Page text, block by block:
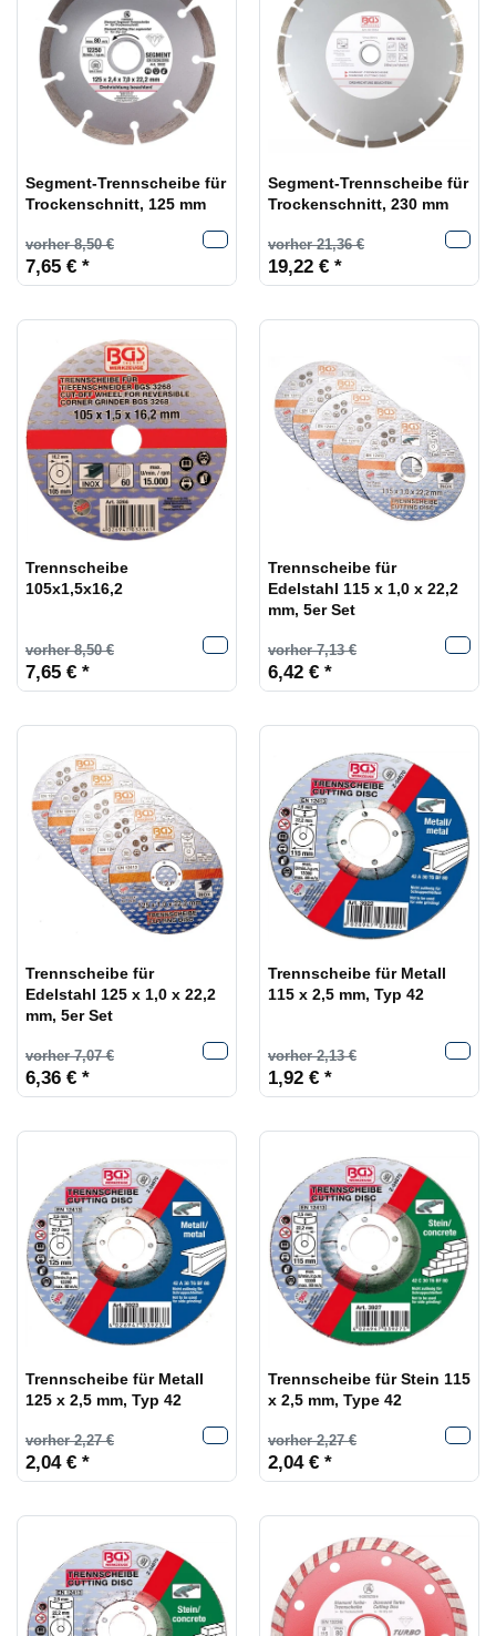
Segment-Trennscheibe für
Trockenschnitt, 125 mm
vorher 8,50 €
7,65 € *
Segment-Trennscheibe für
Trockenschnitt, 230 mm
vorher 21,36 €
19,22 € *
Trennscheibe
105x1,5x16,2
vorher 8,50 €
7,65 € *
Trennscheibe für
Edelstahl 115 x 1,0 x 22,2
mm, 5er Set
vorher 7,13 €
6,42 € *
Trennscheibe für
Edelstahl 125 x 1,0 x 22,2
mm, 5er Set
vorher 7,07 €
6,36 € *
Trennscheibe für Metall
115 x 2,5 mm, Typ 42
vorher 2,13 €
1,92 € *
Trennscheibe für Metall
125 x 2,5 mm, Typ 42
vorher 2,27 €
2,04 € *
Trennscheibe für Stein 115
x 2,5 mm, Type 42
vorher 2,27 €
2,04 € *